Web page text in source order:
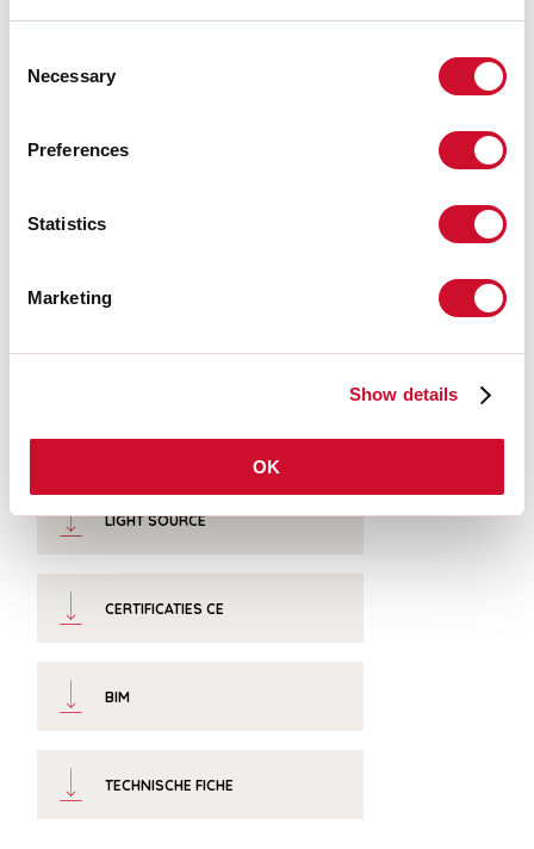
Selection
Necessary
Preferences
Statistics
Marketing
Show details
OK
Bron lichtstroom:
1375lm
CRI:
Tolerantie kleur:
LIGHT SOURCE
CERTIFICATIES CE
BIM
TECHNISCHE FICHE